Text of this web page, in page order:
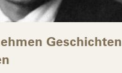
Geschichten